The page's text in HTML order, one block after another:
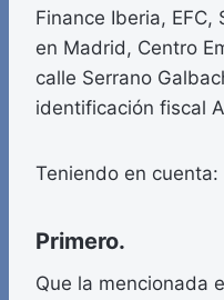
Finance Iberia, EFC,
en Madrid, Centro
calle Serrano
identificación fiscal
Teniendo en cuenta:
Primero.
Que la mencionada